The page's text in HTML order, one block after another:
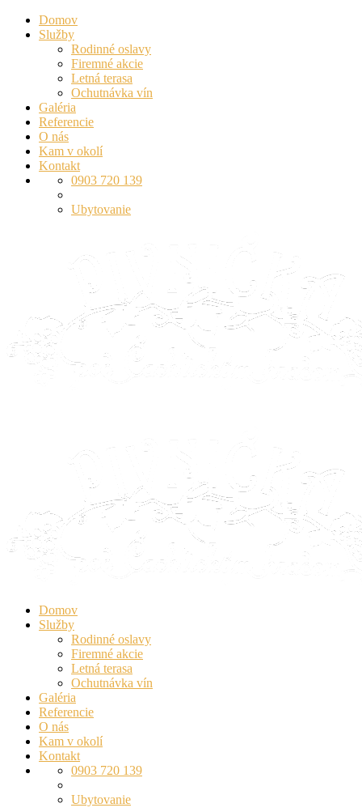
Domov
Služby
Rodinné oslavy
Firemné akcie
Letná terasa
Ochutnávka vín
Galéria
Referencie
O nás
Kam v okolí
Kontakt
0903 720 139
Ubytovanie
Domov
Služby
Rodinné oslavy
Firemné akcie
Letná terasa
Ochutnávka vín
Galéria
Referencie
O nás
Kam v okolí
Kontakt
0903 720 139
Ubytovanie